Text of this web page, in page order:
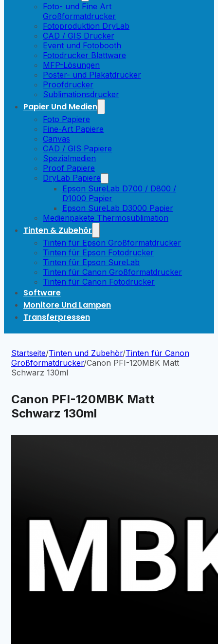
Foto- und Fine Art
Großformatdrucker
Fotoproduktion DryLab
CAD / GIS Drucker
Event und Fotobooth
Fotodrucker Blattware
MFP-Lösungen
Poster- und Plakatdrucker
Proofdrucker
Sublimationsdrucker
Papier Und Medien
Foto Papiere
Fine-Art Papiere
Canvas
CAD / GIS Papiere
Spezialmedien
Proof Papiere
DryLab Papiere
Epson SureLab D700 / D800 /
D1000 Papier
Epson SureLab D3000 Papier
Medienpakete Thermosublimation
Tinten & Zubehör
Tinten für Epson Großformatdrucker
Tinten für Epson Fotodrucker
Tinten für Epson SureLab
Tinten für Canon Großformatdrucker
Tinten für Canon Fotodrucker
Software
Monitore Und Lampen
Transferpressen
Startseite/Tinten und Zubehör/Tinten für Canon
Großformatdrucker/Canon PFI-120MBK Matt
Schwarz 130ml
Canon PFI-120MBK Matt
Schwarz 130ml